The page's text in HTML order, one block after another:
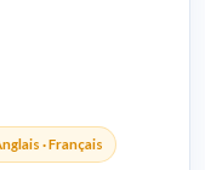
· Français